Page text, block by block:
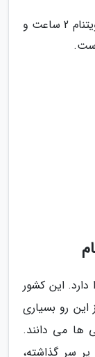
اختلاف ساعت با ایران: ساعت رسمی ویتنام 2 ساعت و
این کشور
رو بسیاری
ها می دانند.
سر گذاشته،